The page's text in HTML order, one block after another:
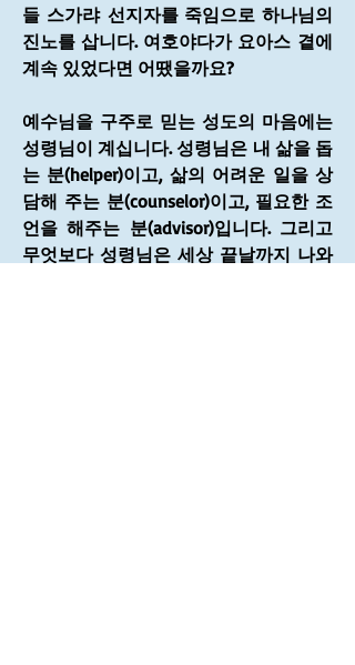
들 스가랴 선지자를 죽임으로 하나님의
진노를 삽니다. 여호야다가 요아스 곁에
계속 있었다면 어땠을까요?
예수님을 구주로 믿는 성도의 마음에는
성령님이 계십니다. 성령님은 내 삶을 돕
는 분(helper)이고, 삶의 어려운 일을 상
담해 주는 분(counselor)이고, 필요한 조
언을 해주는 분(advisor)입니다. 그리고
무엇보다 성령님은 세상 끝날까지 나와